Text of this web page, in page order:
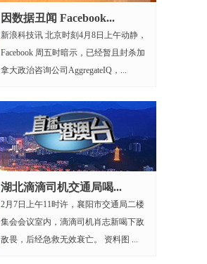
因数据丑闻 Facebook...
新浪科技讯 北京时刻4月8日上午动静，
Facebook 周五时暗示，已经暂且封杀加
拿大政治咨询公司AggregateIQ，...
湖北滴滴司机交通局喝...
2月7日上午11时许，襄阳市交通局二楼
集会会议室内，滴滴司机肖志新喝下敌
敌畏，后经急救无效衰亡。 资料图 ...